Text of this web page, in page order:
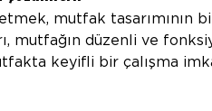
mutfak tasarımının
mutfağın düzenli ve
keyifli bir çalışma